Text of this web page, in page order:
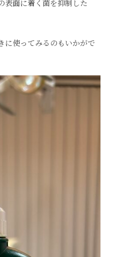
表面に着く菌を抑制した
に使ってみるのもいかがで